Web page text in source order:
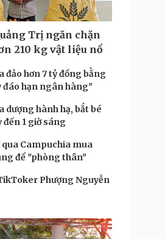
Trị ngăn chặn
210 kg vật liệu nổ
đảo hơn 7 tỷ đồng bằng
đáo hạn ngân hàng"
dượng hành hạ, bắt bé
đến 1 giờ sáng
Campuchia mua
để "phòng thân"
Phượng Nguyễn